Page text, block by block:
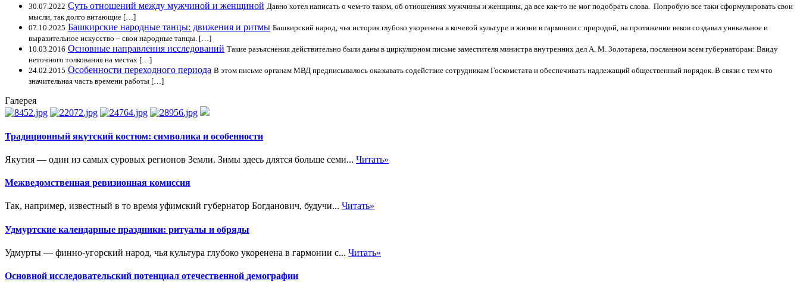
30.07.2022 Суть отношений между мужчиной и женщиной Давно хотел написать о чем-то таком, об отношениях мужчины и женщины, да все как-то не мог подобрать слова. Попробую все таки сформулировать свои
мысли, так долго витающие […]
07.10.2025 Башкирские народные танцы: движения и ритмы Башкирский народ, чья история глубоко укоренена в кочевой культуре и жизни в гармонии с природой, на протяжении веков создавал уникальное и
выразительное искусство – свои народные танцы. […]
10.03.2016 Основные направления исследований Такие разъяснения действительно были даны в циркулярном письме заместителя министра внутренних дел А. М. Золотарева, посланном всем губернаторам: Ввиду
неточного толкования на местах […]
24.02.2015 Особенности переходного периода В этом письме органам МВД предписывалось оказывать содействие сотрудникам Госкомстата и обеспечивать надлежащий общественный порядок. В связи с тем что
значительная часть времени работы […]
Галерея
Традиционный якутский костюм: символика и особенности
Якутия — один из самых суровых регионов Земли. Зимы здесь длятся больше семи... Читать»
Межведомственная ревизионная комиссия
Так, например, известный в то время уфимский губернатор Богданович, будучи... Читать»
Удмуртские календарные праздники: ритуалы и обряды
Удмурты — финно-угорский народ, чья культура глубоко укоренена в гармонии с... Читать»
Основной исследовательский потенциал отечественной демографии